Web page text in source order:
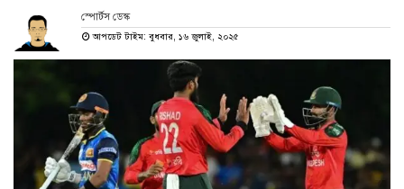
স্পোর্টস ডেস্ক
আপডেট টাইম: বুধবার, ১৬ জুলাই, ২০২৫